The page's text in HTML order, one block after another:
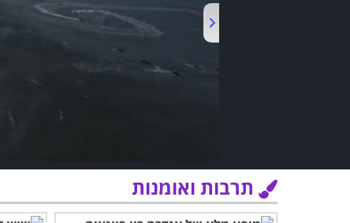
תרבות ואומנות